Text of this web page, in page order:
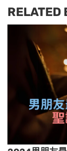
RELATED